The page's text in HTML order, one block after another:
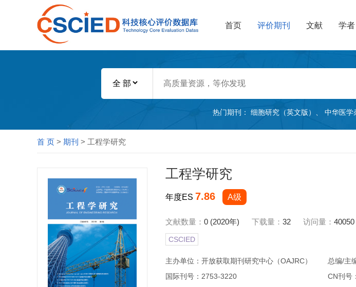
首页 评价期刊 文献 学者
热门期刊： 细胞研究（英文版） 中华医学
首 页 > 期刊 > 工程学研究
工程学研究
年度ES 7.86 A级
文献数量： 0 (2020年) 下载量： 32 访问量： 40050
CSCIED
主办单位：开放获取期刊研究中心（OAJRC） 总编/主
国际刊号：2753-3220
CN刊号